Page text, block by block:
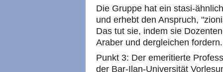
Die Gruppe hat ein stasi-
und erhebt den Anspruch,
Das tut sie, indem sie
Araber und dergleichen fordern.
Punkt 3: Der emeritierte
der Bar-Ilan-Universität